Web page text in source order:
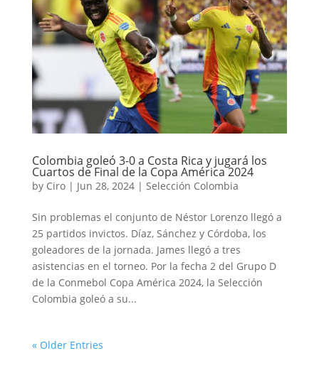
Colombia goleó 3-0 a Costa Rica y jugará los
Cuartos de Final de la Copa América 2024
by Ciro| Jun 28, 2024| Selección Colombia
Sin problemas el conjunto de Néstor Lorenzo llegó a
25 partidos invictos. Díaz, Sánchez y Córdoba, los
goleadores de la jornada. James llegó a tres
asistencias en el torneo. Por la fecha 2 del Grupo D
de la Conmebol Copa América 2024, la Selección
Colombia goleó a su...
« Older Entries